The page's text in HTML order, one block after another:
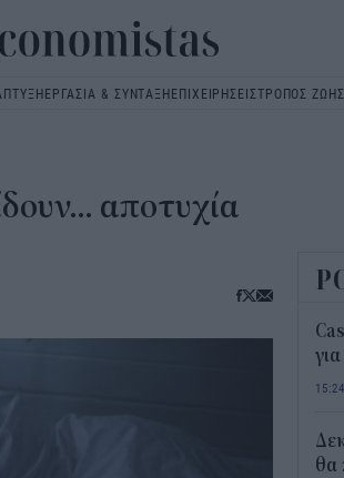
ΕΡΓΑΣΙΑ & ΣΥΝΤΑΞΗΕΠΙΧΕΙΡΗΣΕΙΣΤΡΟΠΟΣ ΖΩΗΣ
αποτυχία
15:24
θα